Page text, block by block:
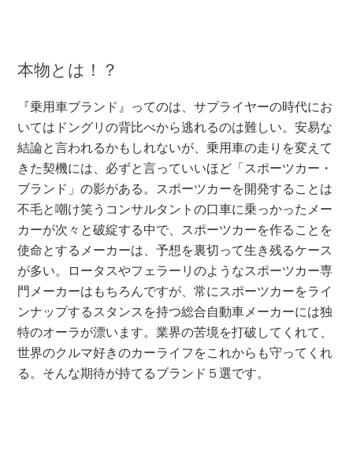
本物とは！？
『乗用車ブランド』ってのは、サプライヤーの時代にお
いてはドングリの背比べから逃れるのは難しい。安易な
結論と言われるかもしれないが、乗用車の走りを変えて
きた契機には、必ずと言っていいほど「スポーツカー・
ブランド」の影がある。スポーツカーを開発することは
不毛と嘲け笑うコンサルタントの口車に乗っかったメー
カーが次々と破綻する中で、スポーツカーを作ることを
使命とするメーカーは、予想を裏切って生き残るケース
が多い。ロータスやフェラーリのようなスポーツカー専
門メーカーはもちろんですが、常にスポーツカーをライ
ンナップするスタンスを持つ総合自動車メーカーには独
特のオーラが漂います。業界の苦境を打破してくれて、
世界のクルマ好きのカーライフをこれからも守ってくれ
る。そんな期待が持てるブランド５選です。